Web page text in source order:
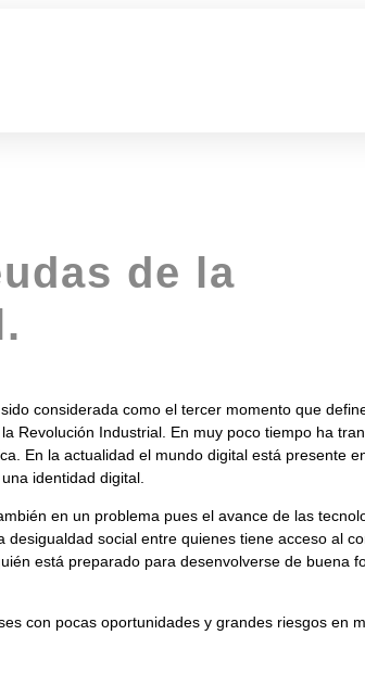
de la
considerada como el tercer momento que
Revolución Industrial. En muy poco tiempo ha
En la actualidad el mundo digital está presente
identidad digital.
en un problema pues el avance de las
social entre quienes tiene acceso al
está preparado para desenvolverse de buena
con pocas oportunidades y grandes riesgos en